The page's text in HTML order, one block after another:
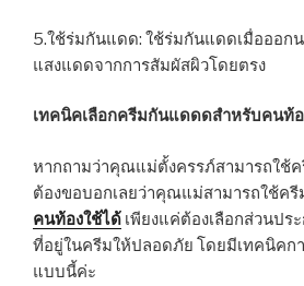
5.ใช้ร่มกันแดด: ใช้ร่มกันแดดเมื่อออก
แสงแดดจากการสัมผัสผิวโดยตรง
เทคนิคเลือกครีมกันแดดดสำหรับคนท้
หากถามว่าคุณแม่ตั้งครรภ์สามารถใช้
ต้องขอบอกเลยว่าคุณแม่สามารถใช้ค
คนท้องใช้ได้ เพียงแค่ต้องเลือกส่วนปร
ที่อยู่ในครีมให้ปลอดภัย โดยมีเทคนิคก
แบบนี้ค่ะ